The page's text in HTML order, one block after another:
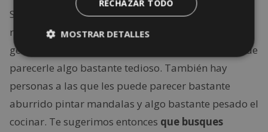
Somos conscientes de que a todo el mundo no le
relajan el mismo tipo de actividades. Mientras hay
gente que disfrutar ordenando la casa, a otra puede
parecerle algo bastante tedioso. También hay
personas a las que les puede parecer bastante
aburrido pintar mandalas y algo bastante pesado el
cocinar. Te sugerimos entonces que busques
RECHAZAR TODO
MOSTRAR DETALLES